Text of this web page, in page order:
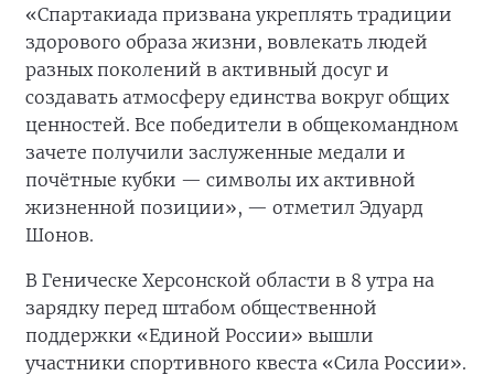
«Спартакиада призвана укреплять традиции
здорового образа жизни, вовлекать людей
разных поколений в активный досуг и
создавать атмосферу единства вокруг общих
ценностей. Все победители в общекомандном
зачете получили заслуженные медали и
почётные кубки — символы их активной
жизненной позиции», — отметил Эдуард
Шонов.
В Геническе Херсонской области в 8 утра на
зарядку перед штабом общественной
поддержки «Единой России» вышли
участники спортивного квеста «Сила России».